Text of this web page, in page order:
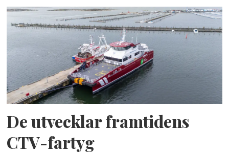
De utvecklar framtidens
CTV-fartyg